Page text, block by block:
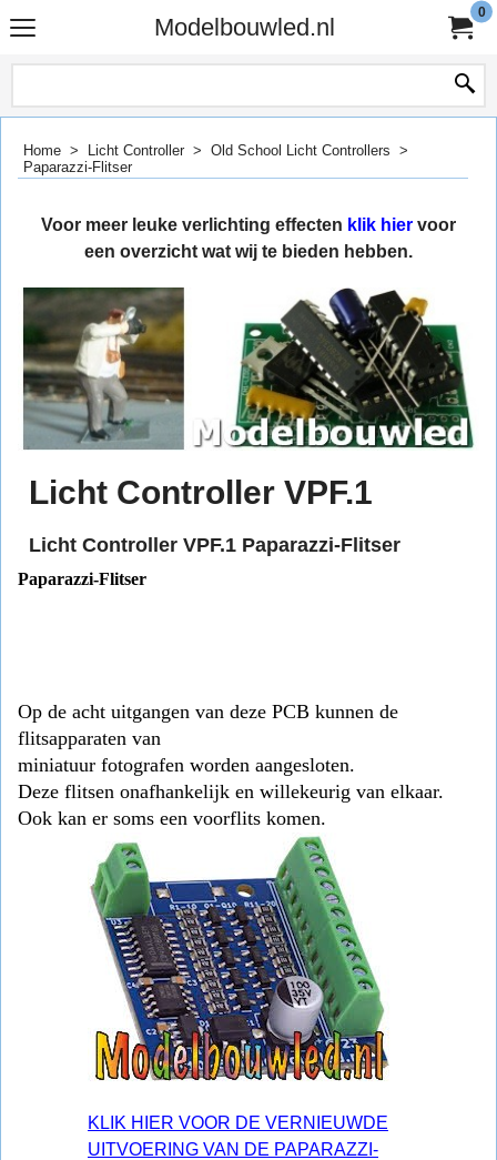
Modelbouwled.nl
0
Home > Licht Controller > Old School Licht Controllers >
Paparazzi-Flitser
Voor meer leuke verlichting effecten klik hier voor
een overzicht wat wij te bieden hebben.
Licht Controller VPF.1
Licht Controller VPF.1 Paparazzi-Flitser
Paparazzi-Flitser
Op de acht uitgangen van deze PCB kunnen de
flitsapparaten van
miniatuur fotografen worden aangesloten.
Deze flitsen onafhankelijk en willekeurig van elkaar.
Ook kan er soms een voorflits komen.
KLIK HIER VOOR DE VERNIEUWDE
UITVOERING VAN DE PAPARAZZI-